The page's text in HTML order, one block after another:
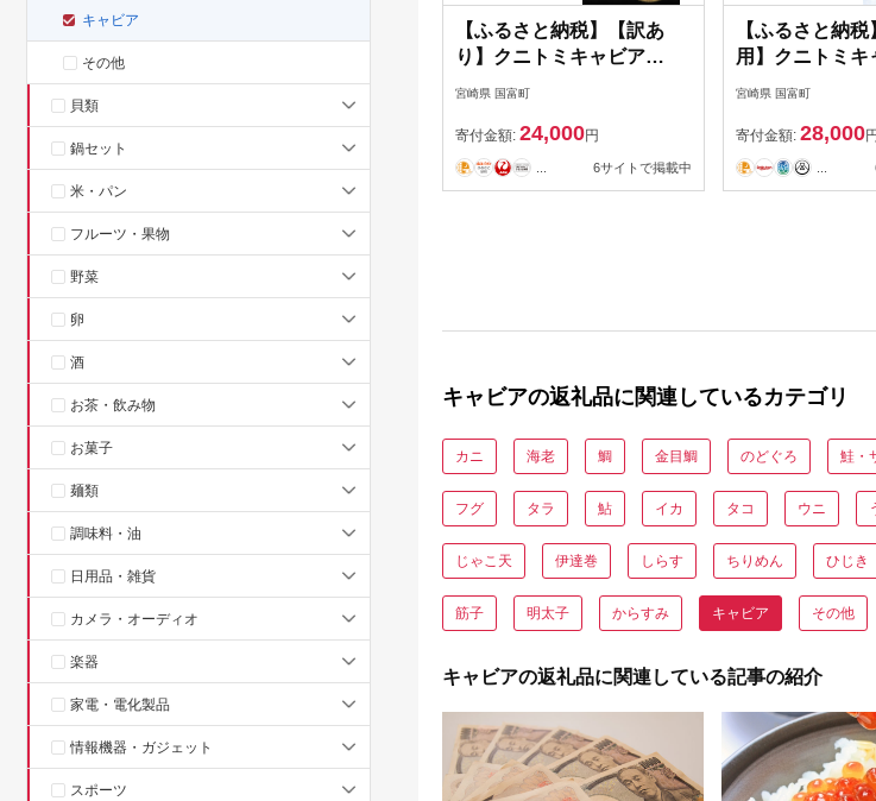
キャビア
その他
貝類
鍋セット
米・パン
フルーツ・果物
野菜
卵
酒
お茶・飲み物
お菓子
麺類
調味料・油
日用品・雑貨
カメラ・オーディオ
楽器
家電・電化製品
情報機器・ガジェット
スポーツ
【ふるさと納税】【訳あ
り】クニトミキャビア
20g(20g×1)
宮崎県 国富町
寄付金額: 24,000円
6サイトで掲載中
【ふるさと納
用】クニトミキ
酒フレーバー
宮崎県 国富町
寄付金額:28,000円
キャビアの返礼品に関連しているカテゴリ
カニ 海老 鯛 金目鯛 のどぐろ 鮭・
フグ タラ 鮎 イカ タコ ウニ
じゃこ天 伊達巻 しらす ちりめん ひじき
筋子 明太子 からすみ キャビア その他
キャビアの返礼品に関連している記事の紹介